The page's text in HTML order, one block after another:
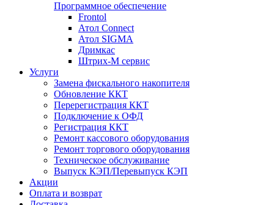
Программное обеспечение
Frontol
Атол Connect
Атол SIGMA
Дримкас
Штрих-М сервис
Услуги
Замена фискального накопителя
Обновление ККТ
Перерегистрация ККТ
Подключение к ОФД
Регистрация ККТ
Ремонт кассового оборудования
Ремонт торгового оборудования
Техническое обслуживание
Выпуск КЭП/Перевыпуск КЭП
Акции
Оплата и возврат